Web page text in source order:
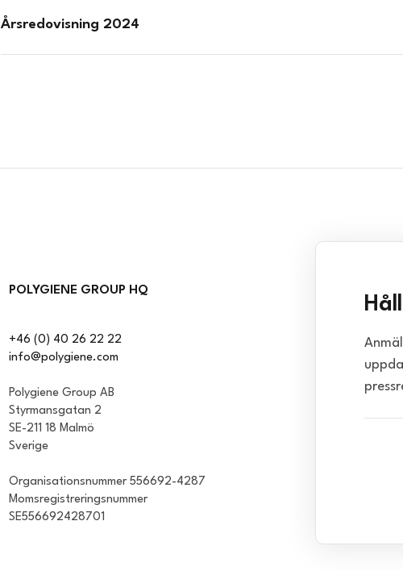
Årsredovisning 2024
POLYGIENE GROUP HQ
+46 (0) 40 26 22 22
info@polygiene.com
Polygiene Group AB
Styrmansgatan 2
SE-211 18 Malmö
Sverige
Organisationsnummer 556692-4287
Momsregistreringsnummer
SE556692428701